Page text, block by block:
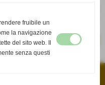
successivo >>
fruibile un
la navigazione
del sito web. Il
senza questi